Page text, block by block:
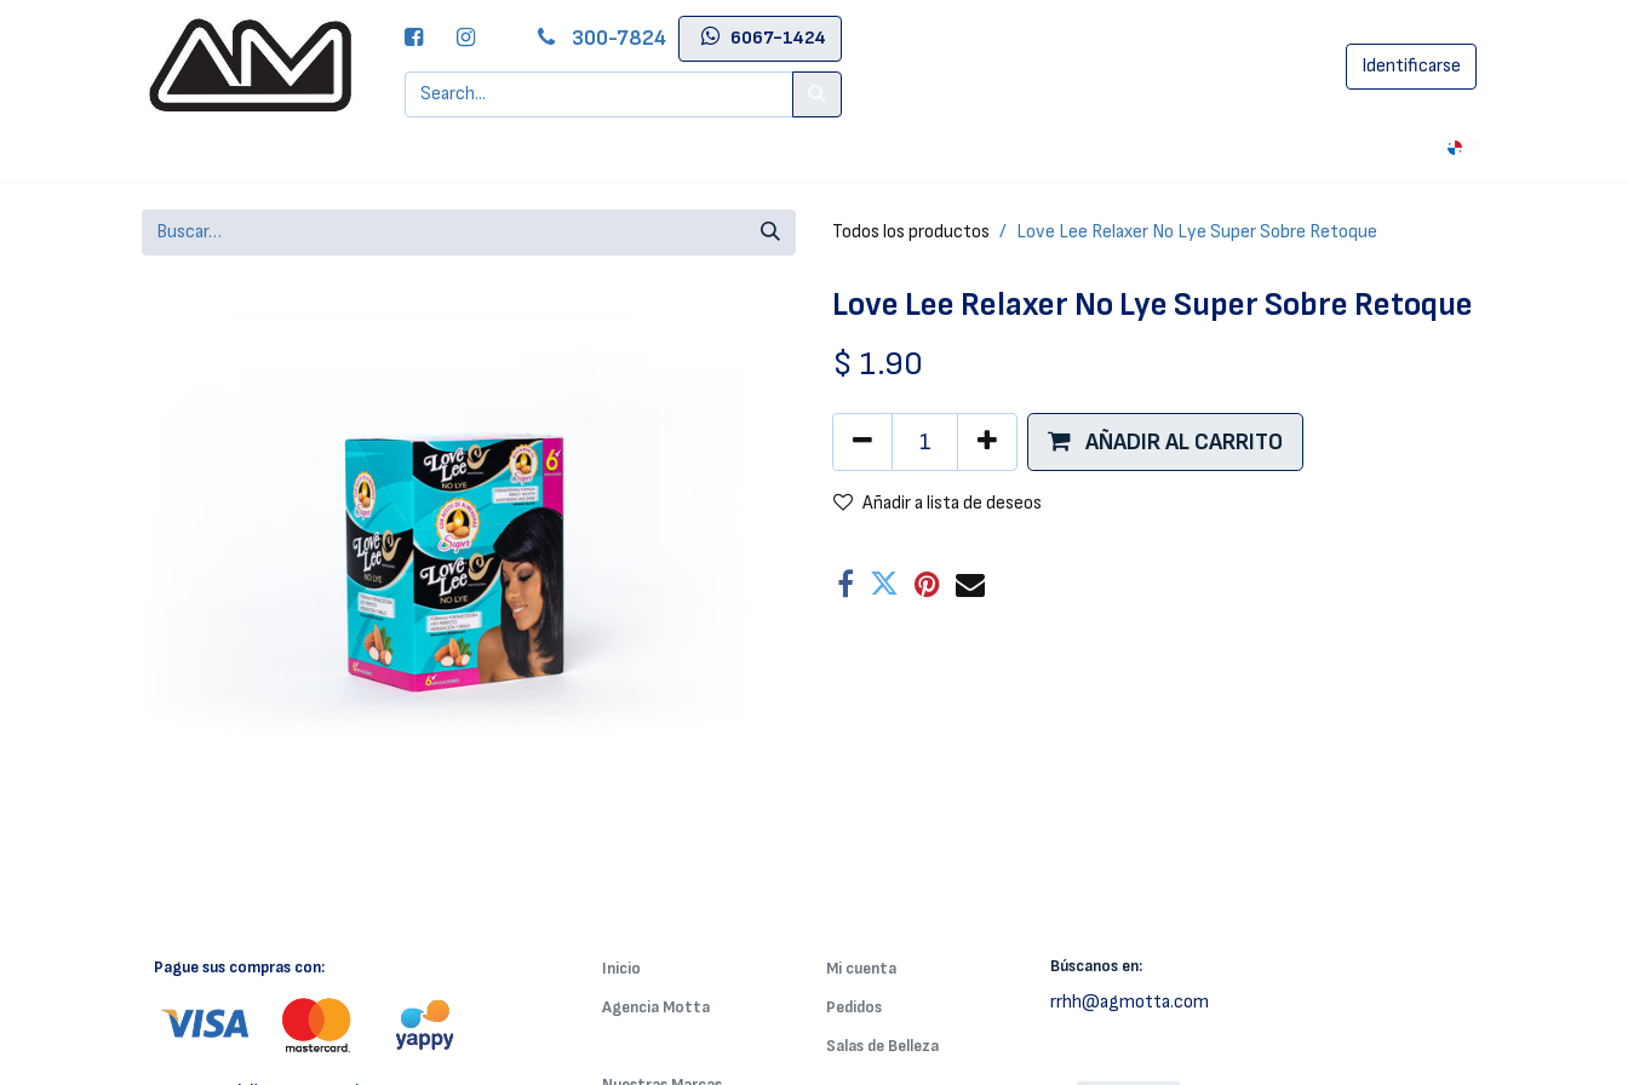
300-7824
6067-1424
Identificarse
Todos los productos Love Lee Relaxer No Lye Super Sobre Retoque
Love Lee Relaxer No Lye Super Sobre Retoque
$ 1.90
AÑADIR AL CARRITO
Añadir a lista de deseos
Pague sus compras con:
Inicio
Agencia Motta
Mi cuenta
Pedidos
Salas de Belleza
Búscanos en:
rrhh@agmotta.com